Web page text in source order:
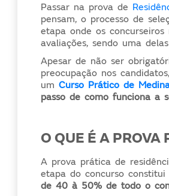
Passar na prova de
pensam, o processo de
etapa onde os
avaliações, sendo uma
Apesar de não ser
preocupação nos
umCurso Prático de
passo de como funciona a
O QUE É A PROVA
A prova prática de
etapa do concurso constitui
de 40 à 50% de todo o